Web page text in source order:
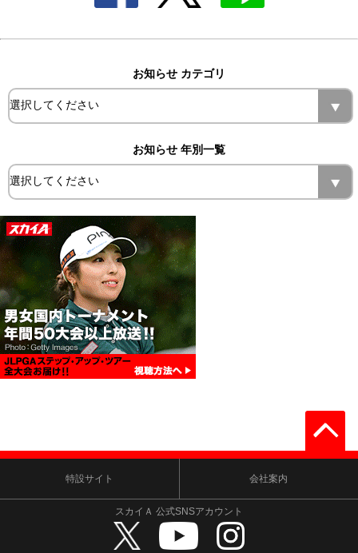
お知らせ カテゴリ
お知らせ 年別一覧
特設サイト 会社案内
スカイＡ 公式SNSアカウント